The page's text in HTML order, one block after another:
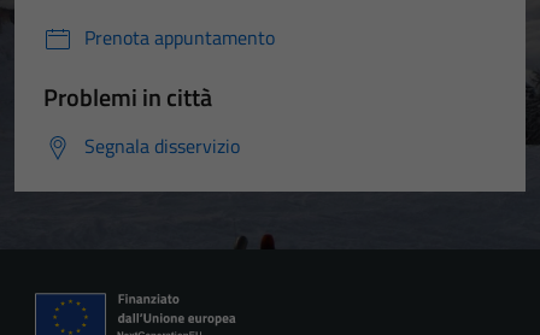
Prenota appuntamento
Problemi in città
Segnala disservizio